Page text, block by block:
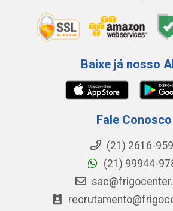
Baixe já nosso
Fale Conosco
(21) 2616-
(21) 99944-